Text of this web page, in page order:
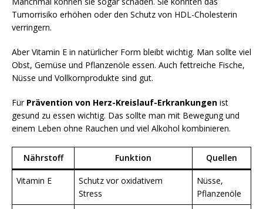
Tumorrisiko erhöhen oder den Schutz von HDL-Cholesterin
verringern.
Aber Vitamin E in natürlicher Form bleibt wichtig. Man sollte viel
Obst, Gemüse und Pflanzenöle essen. Auch fettreiche Fische,
Nüsse und Vollkornprodukte sind gut.
Für Prävention von Herz-Kreislauf-Erkrankungen ist
gesund zu essen wichtig. Das sollte man mit Bewegung und
einem Leben ohne Rauchen und viel Alkohol kombinieren.
Nährstoff Funktion Quellen
Vitamin E
Schutz vor oxidativem
Stress
Nüsse,
Pflanzenöle